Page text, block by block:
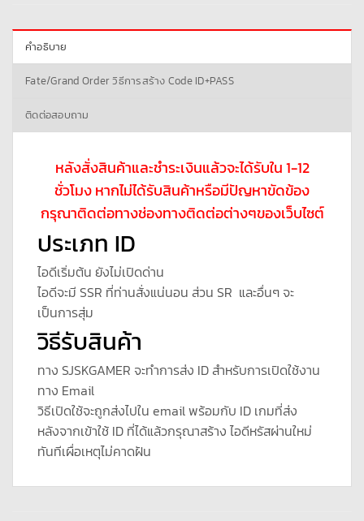
คำอธิบาย
Fate/Grand Order วิธีการสร้าง Code ID+PASS
ติดต่อสอบถาม
หลังสั่งสินค้าและชำระเงินแล้วจะได้รับใน 1-12
ชั่วโมง หากไม่ได้รับสินค้าหรือมีปัญหาขัดข้อง
กรุณาติดต่อทางช่องทางติดต่อต่างๆของเว็บไซต์
ประเภท ID
ไอดีเริ่มต้น ยังไม่เปิดด่าน
ไอดีจะมี SSR ที่ท่านสั่งแน่นอน ส่วน SR และอื่นๆ จะ
เป็นการสุ่ม
วิธีรับสินค้า
ทาง SJSKGAMER จะทำการส่ง ID สำหรับการเปิดใช้งาน
ทาง Email
วิธีเปิดใช้จะถูกส่งไปใน email พร้อมกับ ID เกมที่ส่ง
หลังจากเข้าใช้ ID ที่ได้แล้วกรุณาสร้าง ไอดีหรัสผ่านใหม่
ทันทีเผื่อเหตุไม่คาดฝัน